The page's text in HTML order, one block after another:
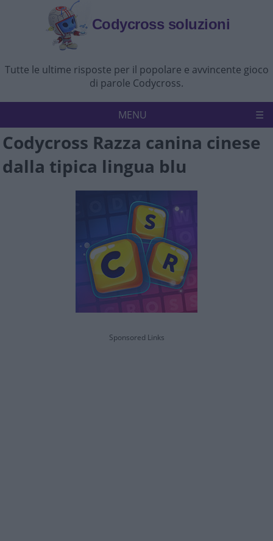
Codycross soluzioni
Tutte le ultime risposte per il popolare e avvincente gioco
di parole Codycross.
MENU
Codycross Politica sulla riservatezza
Disconoscimento Contattaci
Codycross Razza canina cinese
dalla tipica lingua blu
Sponsored Links